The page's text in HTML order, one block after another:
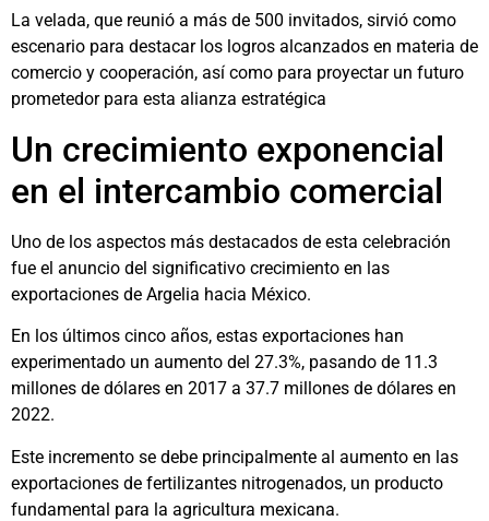
La velada, que reunió a más de 500 invitados, sirvió como
escenario para destacar los logros alcanzados en materia de
comercio y cooperación, así como para proyectar un futuro
prometedor para esta alianza estratégica
Un crecimiento exponencial
en el intercambio comercial
Uno de los aspectos más destacados de esta celebración
fue el anuncio del significativo crecimiento en las
exportaciones de Argelia hacia México.
En los últimos cinco años, estas exportaciones han
experimentado un aumento del 27.3%, pasando de 11.3
millones de dólares en 2017 a 37.7 millones de dólares en
2022.
Este incremento se debe principalmente al aumento en las
exportaciones de fertilizantes nitrogenados, un producto
fundamental para la agricultura mexicana.